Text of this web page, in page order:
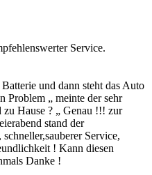
Service.
und dann steht das Auto
Problem „ meinte der sehr
Hause ? „ Genau !!! zur
stand der
Service,
! Kann diesen
Danke !